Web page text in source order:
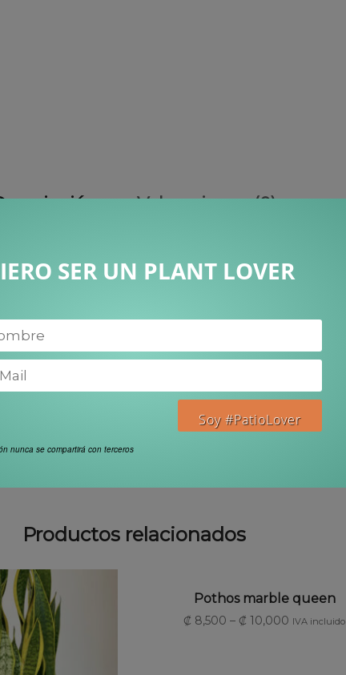
Valoraciones (0)
Productos relacionados
SELECCIONAR OPCIONES
Pothos marble queen
₡ 8,500 – ₡ 10,000 IVA incluido
SER UN PLANT LOVER
nunca se compartirá con terceros